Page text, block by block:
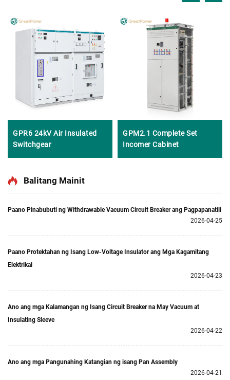
GPR6 24kV Air Insulated
Switchgear
GPM2.1 Complete Set
Incomer Cabinet
Balitang Mainit
Paano Pinabubuti ng Withdrawable Vacuum Circuit Breaker ang Pagpapanatili
2026-04-25
Paano Protektahan ng Isang Low-Voltage Insulator ang Mga Kagamitang
Elektrikal
2026-04-23
Ano ang mga Kalamangan ng Isang Circuit Breaker na May Vacuum at
Insulating Sleeve
2026-04-22
Ano ang mga Pangunahing Katangian ng isang Pan Assembly
2026-04-21